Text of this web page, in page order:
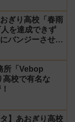
ぎり高校「春雨
を達成できず
バンジーさせる
所「Vebop
高校で有名な
】あおぎり高校